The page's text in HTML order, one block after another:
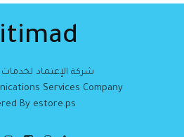
شركة الإعتماد لخدمات
Services Company
By estore.ps